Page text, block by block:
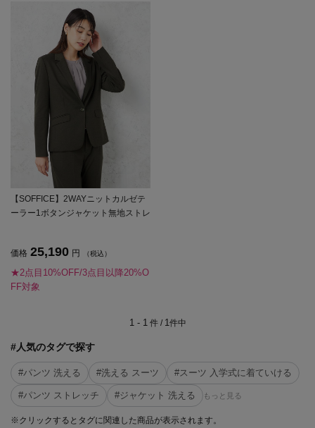
【SOFFICE】2WAYニットカルゼテ
ーラー1ボタンジャケット無地ストレ
価格 25,190 円 （税込）
★2点目10%OFF/3点目以降20%O
FF対象
1 - 1件 / 1件中
#人気のタグで探す
#パンツ 洗える #洗える スーツ #スーツ 入学式に着ていける
#パンツ ストレッチ #ジャケット 洗える もっと見る
※クリックするとタグに関連した商品が表示されます。